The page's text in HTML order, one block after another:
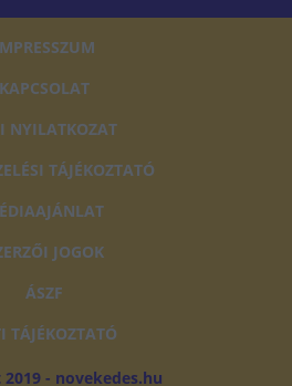
KAPCSOLAT
NYILATKOZAT
TÁJÉKOZTATÓ
JOGOK
ÁSZF
TÁJÉKOZTATÓ
- novekedes.hu